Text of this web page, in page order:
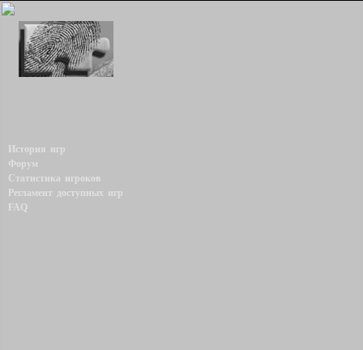
История игр
Форум
Статистика игроков
Регламент доступных игр
FAQ